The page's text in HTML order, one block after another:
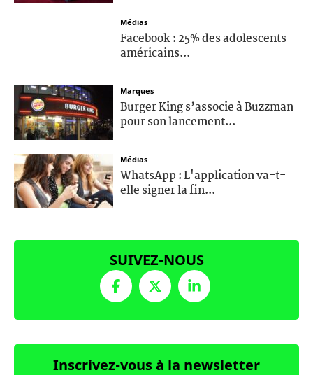
Médias
Facebook : 25% des adolescents
américains...
Marques
Burger King s’associe à Buzzman
pour son lancement...
Médias
WhatsApp : L'application va-t-
elle signer la fin...
SUIVEZ-NOUS
Inscrivez-vous à la newsletter